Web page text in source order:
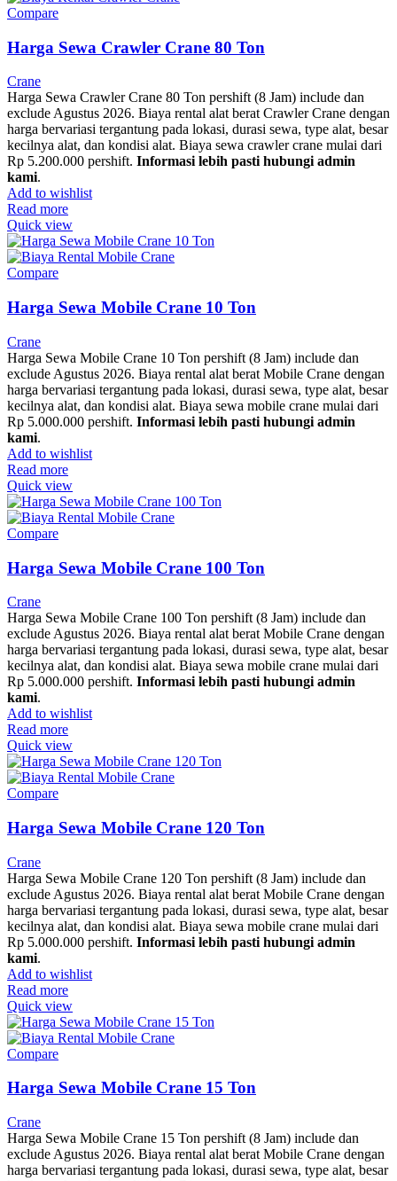
Compare
Harga Sewa Crawler Crane 80 Ton
Crane
Harga Sewa Crawler Crane 80 Ton pershift (8 Jam) include dan
exclude Agustus 2026. Biaya rental alat berat Crawler Crane dengan
harga bervariasi tergantung pada lokasi, durasi sewa, type alat, besar
kecilnya alat, dan kondisi alat. Biaya sewa crawler crane mulai dari
Rp 5.200.000 pershift. Informasi lebih pasti hubungi admin
kami.
Add to wishlist
Read more
Quick view
Compare
Harga Sewa Mobile Crane 10 Ton
Crane
Harga Sewa Mobile Crane 10 Ton pershift (8 Jam) include dan
exclude Agustus 2026. Biaya rental alat berat Mobile Crane dengan
harga bervariasi tergantung pada lokasi, durasi sewa, type alat, besar
kecilnya alat, dan kondisi alat. Biaya sewa mobile crane mulai dari
Rp 5.000.000 pershift. Informasi lebih pasti hubungi admin
kami.
Add to wishlist
Read more
Quick view
Compare
Harga Sewa Mobile Crane 100 Ton
Crane
Harga Sewa Mobile Crane 100 Ton pershift (8 Jam) include dan
exclude Agustus 2026. Biaya rental alat berat Mobile Crane dengan
harga bervariasi tergantung pada lokasi, durasi sewa, type alat, besar
kecilnya alat, dan kondisi alat. Biaya sewa mobile crane mulai dari
Rp 5.000.000 pershift. Informasi lebih pasti hubungi admin
kami.
Add to wishlist
Read more
Quick view
Compare
Harga Sewa Mobile Crane 120 Ton
Crane
Harga Sewa Mobile Crane 120 Ton pershift (8 Jam) include dan
exclude Agustus 2026. Biaya rental alat berat Mobile Crane dengan
harga bervariasi tergantung pada lokasi, durasi sewa, type alat, besar
kecilnya alat, dan kondisi alat. Biaya sewa mobile crane mulai dari
Rp 5.000.000 pershift. Informasi lebih pasti hubungi admin
kami.
Add to wishlist
Read more
Quick view
Compare
Harga Sewa Mobile Crane 15 Ton
Crane
Harga Sewa Mobile Crane 15 Ton pershift (8 Jam) include dan
exclude Agustus 2026. Biaya rental alat berat Mobile Crane dengan
harga bervariasi tergantung pada lokasi, durasi sewa, type alat, besar